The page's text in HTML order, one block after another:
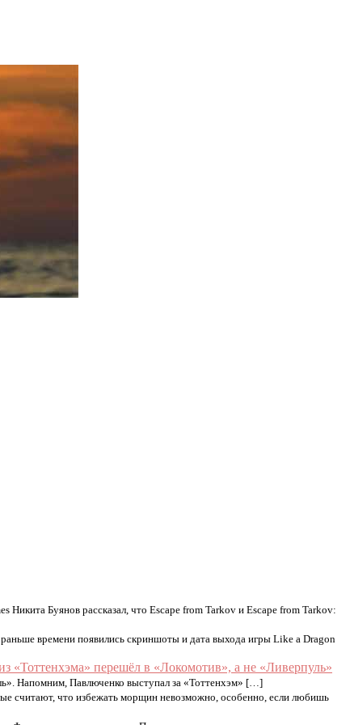
Никита Буянов рассказал, что Escape from Tarkov и Escape from Tarkov:
раньше времени появились скриншоты и дата выхода игры Like a Dragon
«Тоттенхэма» перешёл в «Локомотив», а не «Ливерпуль»
Напомним, Павлюченко выступал за «Тоттенхэм» […]
считают, что избежать морщин невозможно, особенно, если любишь